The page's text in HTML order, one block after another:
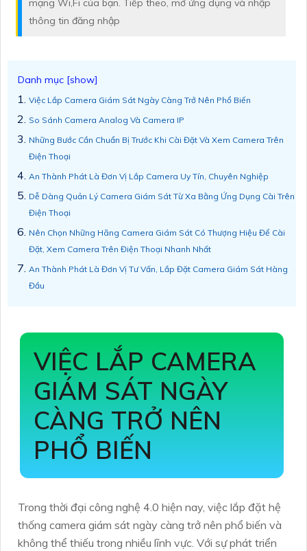
mạng Wi,Fi của bạn. Tiếp theo, mở ứng dụng và nhập
thông tin đăng nhập
Việc Lắp Camera Giám Sát Ngày Càng Trở Nên Phổ Biến
So Sánh Camera Analog Và Camera IP
Những Bước Cần Chuẩn Bị Trước Khi Cài Đặt Và Xem Camera Trên
Điện Thoại
An Thành Phát Là Đơn Vị Lắp Camera Uy Tín, Chuyên Nghiệp
Dễ Dàng Quản Lý Camera Giám Sát Từ Xa Bằng Ứng Dụng Cài Trên
Điện Thoại
Nên Chọn Những Hãng Camera Giám Sát Có Thượng Hiệu Để Cài
Đặt, Xem Camera Trên Điện Thoại Nhanh Nhất
An Thành Phát Là Đơn Vị Tư Vấn, Lắp Đặt Camera Giám Sát Hàng
Đầu
VIỆC LẮP CAMERA
GIÁM SÁT NGÀY
CÀNG TRỞ NÊN
PHỔ BIẾN
Trong thời đại công nghệ 4.0 hiện nay, việc lắp đặt hệ
thống camera giám sát ngày càng trở nên phổ biến và
không thể thiếu trong nhiều lĩnh vực. Với sự phát triển